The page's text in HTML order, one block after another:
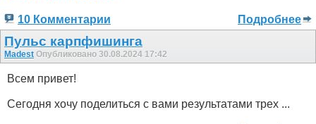
10 Комментарии Подробнее
Пульс карпфишинга
Madest Опубликовано 30.08.2024 17:42
Всем привет!
Сегодня хочу поделиться с вами результатами трех ...